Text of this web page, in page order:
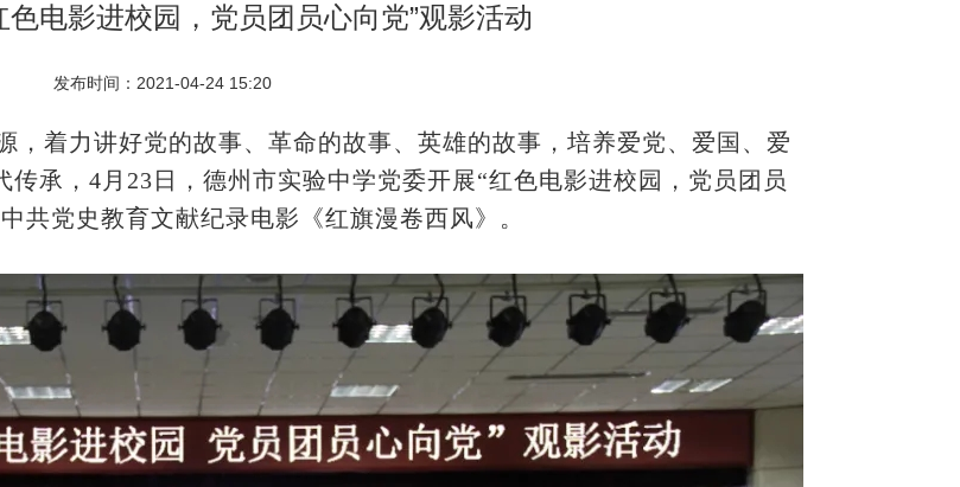
色电影进校园，党员团员心向党”观影活动
发布时间：2021-04-24 15:20
，着力讲好党的故事、革命的故事、英雄的故事，培养爱党、爱国、爱
承，4月23日，德州市实验中学党委开展“红色电影进校园，党员团员
共党史教育文献纪录电影《红旗漫卷西风》。